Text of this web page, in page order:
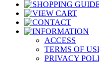
ACCESS
TERMS OF
PRIVACY